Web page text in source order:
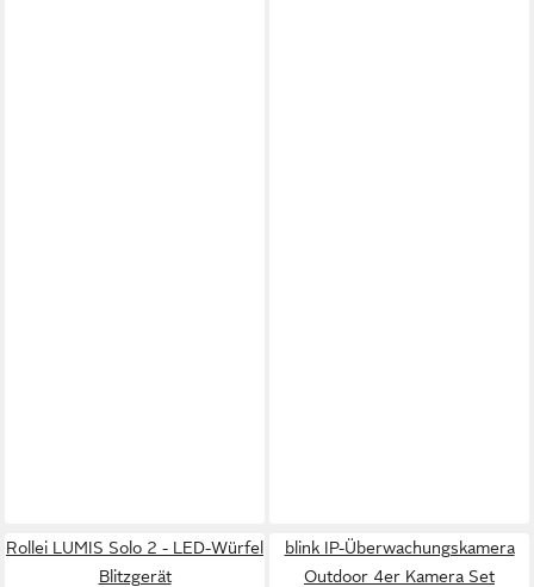
Rollei LUMIS Solo 2 - LED-Würfel
Blitzgerät
blink IP-Überwachungskamera
Outdoor 4er Kamera Set